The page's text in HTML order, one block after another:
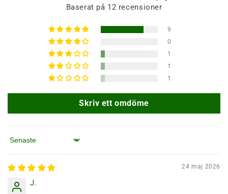
Baserat på 12 recensioner
9
0
1
1
1
Skriv ett omdöme
Sortera efter
24 maj 2026
J.